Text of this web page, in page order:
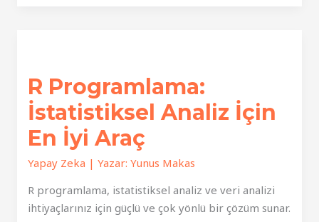
Rehberi
R Programlama:
İstatistiksel Analiz İçin
En İyi Araç
Yapay Zeka | Yazar: Yunus Makas
R programlama, istatistiksel analiz ve veri analizi
ihtiyaçlarınız için güçlü ve çok yönlü bir çözüm sunar.